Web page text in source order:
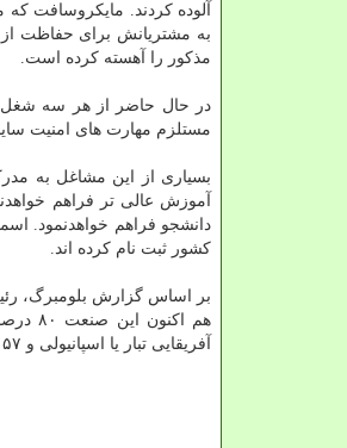
آلوده کردند. مایکروسافت
به مشتریانش برای حفاظت
مذکور را آهسته کرده است.
مستلزم مهارت های امنیت سایبری است که به حدود ۴۶۰ هزار شغل
بسیاری از این مشاغل به
کشور ثبت نام کرده اند.
بر اساس گزارش بلومبرگ،
آفریقایی تبار یا اسپانیولی و ۵۷ درصد دانشجویان زن هستند.